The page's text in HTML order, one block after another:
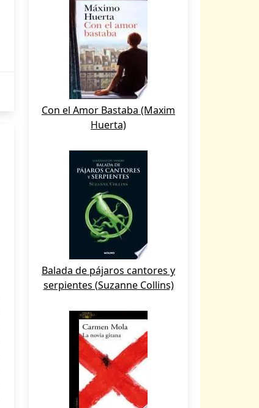
Con el Amor Bastaba (Maxim
Huerta)
Balada de pájaros cantores y
serpientes (Suzanne Collins)